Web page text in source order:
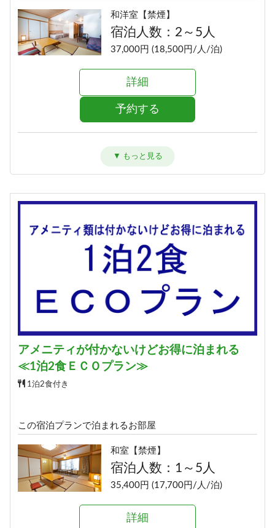
和洋室【禁煙】
宿泊人数：2～5人
37,000円 (18,500円/人/泊)
詳細
予約する
予約する
アメニティが付かないけどお得に泊まれる
≪1泊2食ＥＣＯプラン≫
1泊2食付き
この宿泊プランで泊まれるお部屋
和室【禁煙】
宿泊人数：1～5人
35,400円 (17,700円/人/泊)
詳細